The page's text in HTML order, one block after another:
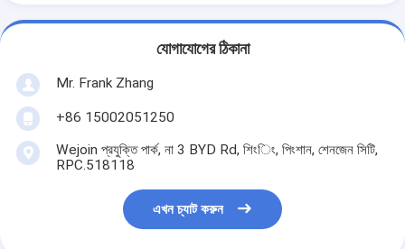
যোগাযোগের ঠিকানা
Mr. Frank Zhang
+86 15002051250
Wejoin প্রযুক্তি পার্ক, না 3 BYD Rd, শিংিং, পিংশান, শেনজেন সিটি,
RPC.518118
এখন চ্যাট করুন